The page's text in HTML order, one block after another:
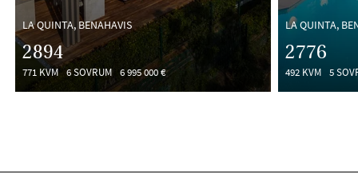
LA QUINTA, BENAHAVIS
2894
771 KVM 6 SOVRUM 6 995 000 €
LA QUINTA,
2776
492 KVM 5